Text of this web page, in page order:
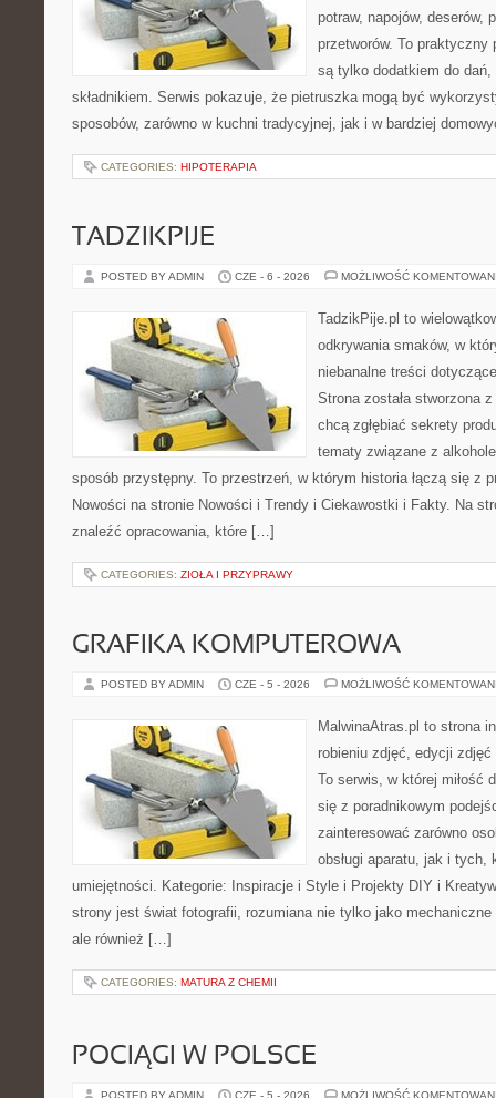
potraw, napojów, deserów,
przetworów. To praktyczny
są tylko dodatkiem do
składnikiem. Serwis pokazuje, że pietruszka mogą być
sposobów, zarówno w kuchni tradycyjnej, jak i w bardziej
CATEGORIES: HIPOTERAPIA
TADZIKPIJE
POSTED BY ADMIN CZE - 6 - 2026 MOŻLIWOŚĆ
TadzikPije.pl to
odkrywania smaków, w
niebanalne treści
Strona została stworzona
chcą zgłębiać sekrety
tematy związane z
sposób przystępny. To przestrzeń, w którym historia łączą się z
Nowości na stronie Nowości i Trendy i Ciekawostki i Fakty. Na
znaleźć opracowania, które […]
CATEGORIES: ZIOŁA I PRZYPRAWY
GRAFIKA KOMPUTEROWA
POSTED BY ADMIN CZE - 5 - 2026 MOŻLIWOŚĆ
MalwinaAtras.pl to strona
robieniu zdjęć, edycji
To serwis, w której miłość
się z poradnikowym
zainteresować zarówno
obsługi aparatu, jak i
umiejętności. Kategorie: Inspiracje i Style i Projekty DIY i
strony jest świat fotografii, rozumiana nie tylko jako
ale również […]
CATEGORIES: MATURA Z CHEMII
POCIĄGI W POLSCE
POSTED BY ADMIN CZE - 5 - 2026 MOŻLIWOŚĆ